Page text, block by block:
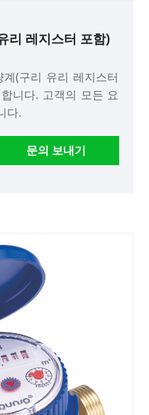
리 레지스터 포함)
(구리 유리 레지스터
니다. 고객의 모든 요
다.
문의 보내기